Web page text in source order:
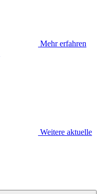
Mehr erfahren
Weitere aktuelle